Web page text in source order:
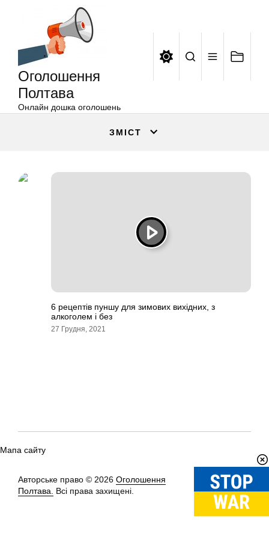
Оголошення
Полтава
Онлайн дошка оголошень
ЗМІСТ
6 рецептів пуншу для зимових вихідних, з
алкоголем і без
27 Грудня, 2021
Мапа сайту
Авторське право © 2026 Оголошення
Полтава.
Всі права захищені.
Вгору↑